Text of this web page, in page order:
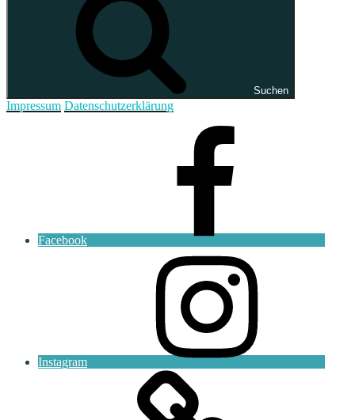
Suchen
Impressum Datenschutzerklärung
Facebook
Instagram